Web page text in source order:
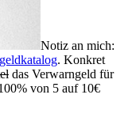
Notiz an mich:
. Konkret
das Verwarngeld für
von 5 auf 10€